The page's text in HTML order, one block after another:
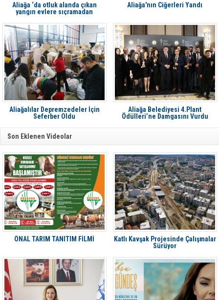
Aliağa ‘da otluk alanda çıkan
yangın evlere sıçramadan
Aliağa'nın Ciğerleri Yandı
Aliağalılar Depremzedeler İçin
Seferber Oldu
Aliağa Belediyesi 4.Plant
Ödülleri’ne Damgasını Vurdu
Son Eklenen Videolar
ÖNAL TARIM TANITIM FİLMİ
Katlı Kavşak Projesinde Çalışmalar
Sürüyor